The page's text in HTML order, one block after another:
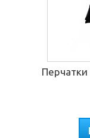
Перчатки